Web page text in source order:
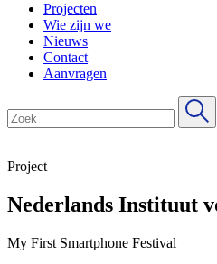
Projecten
Wie zijn we
Nieuws
Contact
Aanvragen
Project
Nederlands Instituut
My First Smartphone Festival